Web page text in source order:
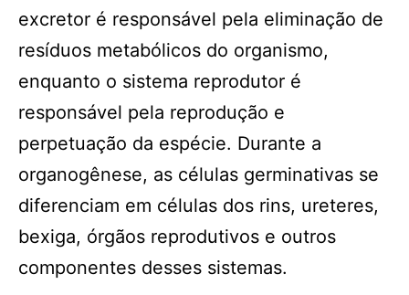
excretor é responsável pela eliminação de
resíduos metabólicos do organismo,
enquanto o sistema reprodutor é
responsável pela reprodução e
perpetuação da espécie. Durante a
organogênese, as células germinativas se
diferenciam em células dos rins, ureteres,
bexiga, órgãos reprodutivos e outros
componentes desses sistemas.